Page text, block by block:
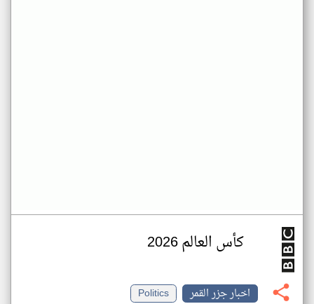
كأس العالم 2026
اخبار جزر القمر
Politics